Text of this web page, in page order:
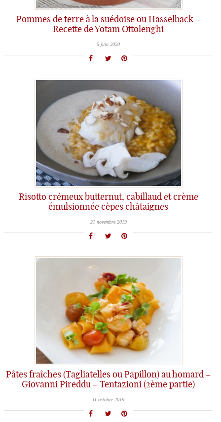
Pommes de terre à la suédoise ou Hasselback –
Recette de Yotam Ottolenghi
5 juin 2020
Risotto crémeux butternut, cabillaud et crème
émulsionnée cèpes châtaignes
21 novembre 2019
Pâtes fraîches (Tagliatelles ou Papillon) au homard –
Giovanni Pireddu – Tentazioni (2ème partie)
11 octobre 2019